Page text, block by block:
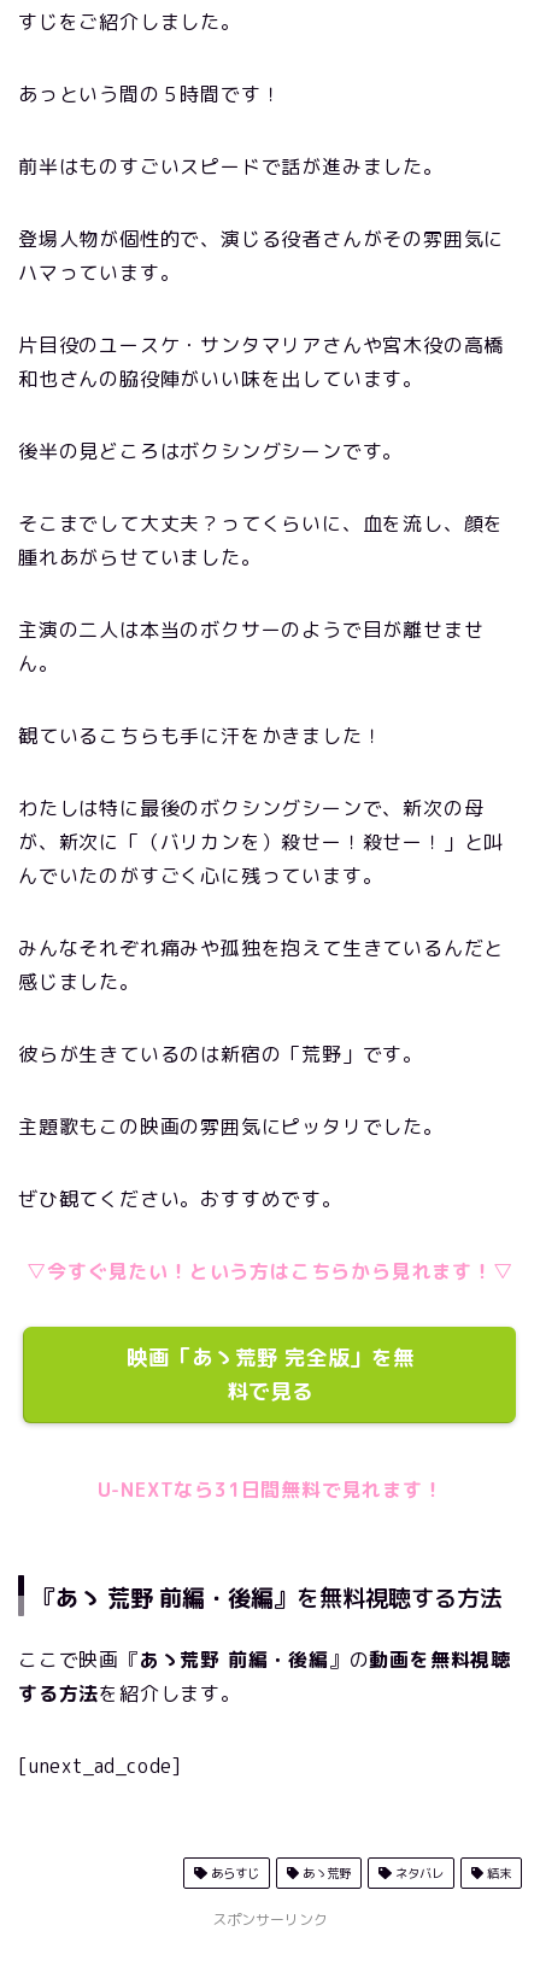
すじをご紹介しました。
あっという間の５時間です！
前半はものすごいスピードで話が進みました。
登場人物が個性的で、演じる役者さんがその雰囲気に
ハマっています。
片目役のユースケ・サンタマリアさんや宮木役の高橋
和也さんの脇役陣がいい味を出しています。
後半の見どころはボクシングシーンです。
そこまでして大丈夫？ってくらいに、血を流し、顔を
腫れあがらせていました。
主演の二人は本当のボクサーのようで目が離せませ
ん。
観ているこちらも手に汗をかきました！
わたしは特に最後のボクシングシーンで、新次の母
が、新次に「（バリカンを）殺せー！殺せー！」と叫
んでいたのがすごく心に残っています。
みんなそれぞれ痛みや孤独を抱えて生きているんだと
感じました。
彼らが生きているのは新宿の「荒野」です。
主題歌もこの映画の雰囲気にピッタリでした。
ぜひ観てください。おすすめです。
▽今すぐ見たい！という方はこちらから見れます！▽
映画「あゝ荒野 完全版」を無
料で見る
U-NEXTなら31日間無料で見れます！
『あゝ 荒野 前編・後編』を無料視聴する方法
ここで映画『あゝ荒野 前編・後編』の動画を無料視聴
する方法を紹介します。
[unext_ad_code]
あらすじ あゝ荒野 ネタバレ 結末
スポンサーリンク